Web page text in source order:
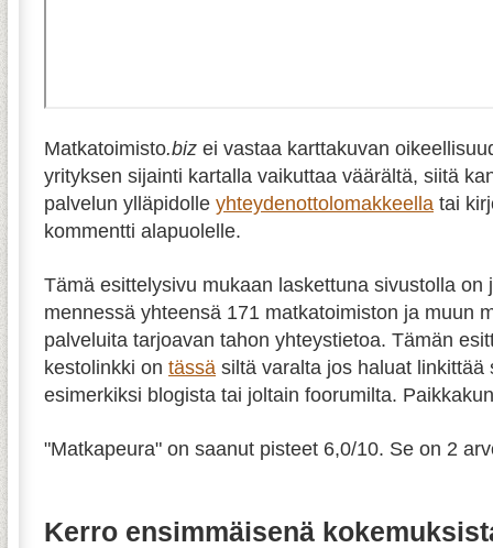
Matkatoimisto.biz ei vastaa karttakuvan
yrityksen sijainti kartalla vaikuttaa väärältä, siitä
palvelun ylläpidolle yhteydenottolomakkeella tai
kommentti alapuolelle.
Tämä esittelysivu mukaan laskettuna sivustolla on
mennessä yhteensä 171 matkatoimiston ja muun
palveluita tarjoavan tahon yhteystietoa. Tämän
kestolinkki on tässä siltä varalta jos haluat linkittää
esimerkiksi blogista tai joltain foorumilta.
"Matkapeura" on saanut pisteet 6,0/10. Se on 2
Kerro ensimmäisenä